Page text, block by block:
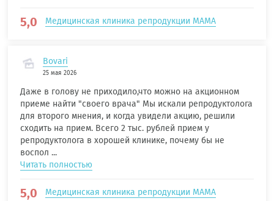
5,0 Медицинская клиника репродукции МАМА
Bovari
25 мая 2026
Даже в голову не приходило,что можно на акционном
приеме найти "своего врача" Мы искали репродуктолога
для второго мнения, и когда увидели акцию, решили
сходить на прием. Всего 2 тыс. рублей прием у
репродуктолога в хорошей клинике, почему бы не
воспол ...
Читать полностью
5,0 Медицинская клиника репродукции МАМА